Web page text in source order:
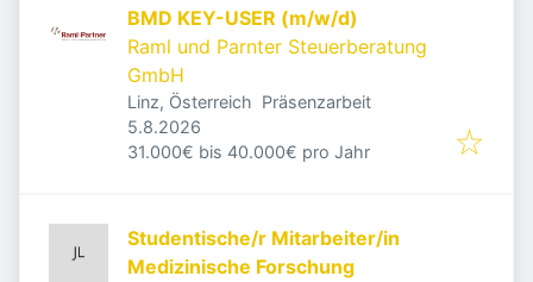
BMD KEY-USER (m/w/d)
Raml und Parnter Steuerberatung
GmbH
Linz, Österreich Präsenzarbeit
Veröffentlicht
5.8.2026
31.000€ bis 40.000€ pro Jahr
Studentische/r Mitarbeiter/in
Medizinische Forschung